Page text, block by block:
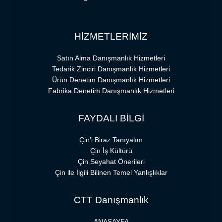
HİZMETLERİMİZ
Satın Alma Danışmanlık Hizmetleri
Tedarik Zinciri Danışmanlık Hizmetleri
Ürün Denetim Danışmanlık Hizmetleri
Fabrika Denetim Danışmanlık Hizmetleri
FAYDALI BİLGİ
Çin’i Biraz Tanıyalım
Çin İş Kültürü
Çin Seyahat Önerileri
Çin ile İlgili Bilinen Temel Yanlışlıklar
CTT Danışmanlık